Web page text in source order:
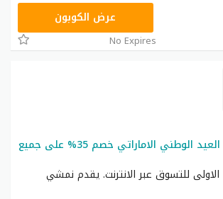
TRSS148عرض الكوبون
No Expires
كود خصم نمشي العيد الوطني الاماراتي خصم 35% على جميع
للتسوق عبر الانترنت. يقدم نمشي